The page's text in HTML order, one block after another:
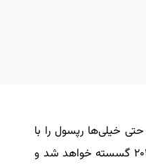
خیلی‌ها رپسول را با
موتورسیکلت های هوندا می‌شناسند. اما به نظر می‌آید این پیوند سی ساله، از پایان ۲۰۲۴ گسسته خواهد شد و